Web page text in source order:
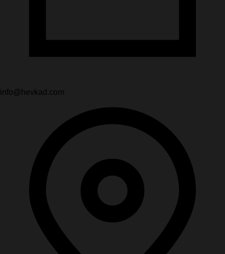
info@hevkad.com